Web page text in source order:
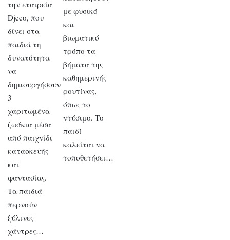
την εταιρεία
Djeco, που
δίνει στα
παιδιά τη
δυνατότητα
να
δημιουργήσουν
3
χαριτωμένα
ζωάκια μέσα
από παιχνίδι
κατασκευής
και
φαντασίας.
Τα παιδιά
περνούν
ξύλινες
χάντρες…
με φυσικό
και
βιωματικό
τρόπο τα
βήματα της
καθημερινής
ρουτίνας,
όπως το
ντύσιμο. Το
παιδί
καλείται να
τοποθετήσει…